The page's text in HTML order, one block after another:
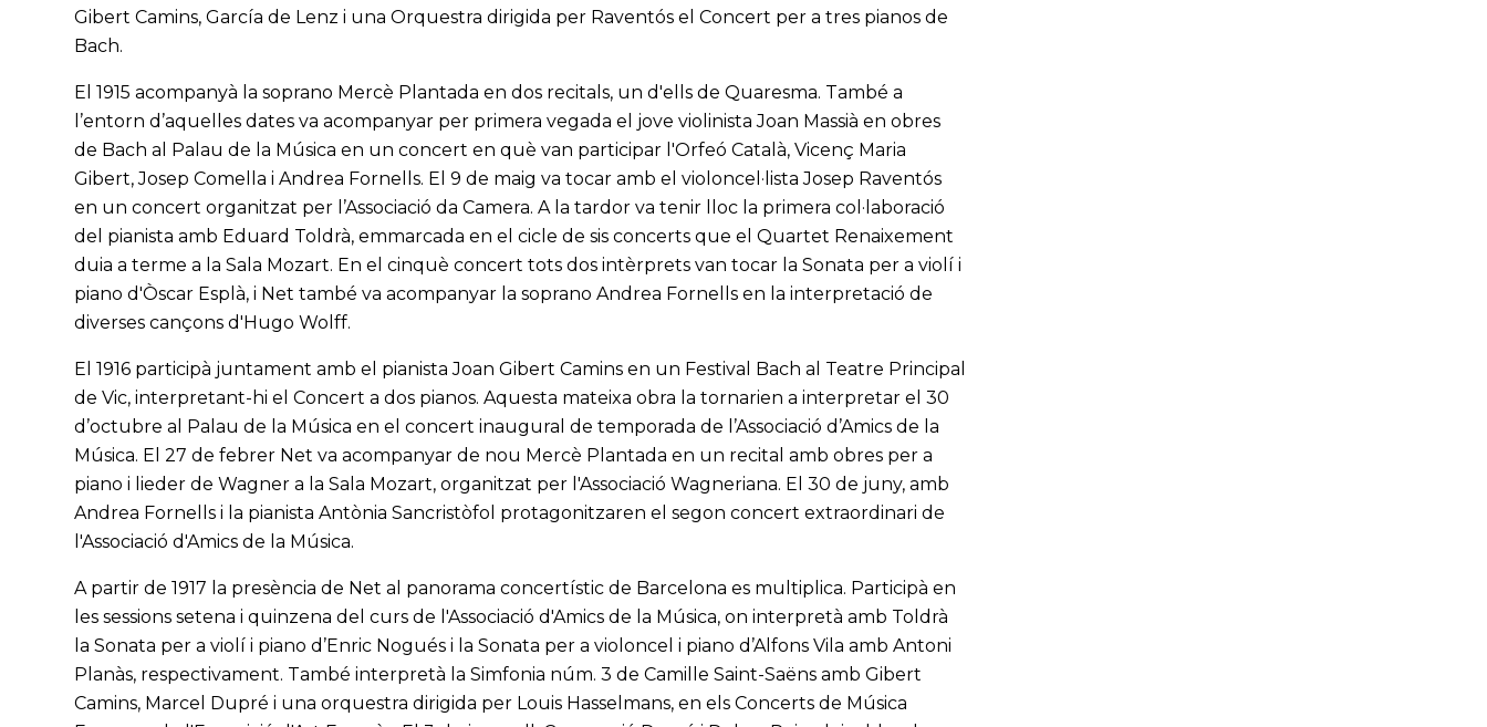
Gibert Camins, García de Lenz i una Orquestra dirigida per Raventós el Concert per a tres pianos de
Bach.
El 1915 acompanyà la soprano Mercè Plantada en dos recitals, un d'ells de Quaresma. També a
l’entorn d’aquelles dates va acompanyar per primera vegada el jove violinista Joan Massià en obres
de Bach al Palau de la Música en un concert en què van participar l'Orfeó Català, Vicenç Maria
Gibert, Josep Comella i Andrea Fornells. El 9 de maig va tocar amb el violoncel·lista Josep Raventós
en un concert organitzat per l’Associació da Camera. A la tardor va tenir lloc la primera col·laboració
del pianista amb Eduard Toldrà, emmarcada en el cicle de sis concerts que el Quartet Renaixement
duia a terme a la Sala Mozart. En el cinquè concert tots dos intèrprets van tocar la Sonata per a violí i
piano d'Òscar Esplà, i Net també va acompanyar la soprano Andrea Fornells en la interpretació de
diverses cançons d'Hugo Wolff.
El 1916 participà juntament amb el pianista Joan Gibert Camins en un Festival Bach al Teatre Principal
de Vic, interpretant-hi el Concert a dos pianos. Aquesta mateixa obra la tornarien a interpretar el 30
d’octubre al Palau de la Música en el concert inaugural de temporada de l’Associació d’Amics de la
Música. El 27 de febrer Net va acompanyar de nou Mercè Plantada en un recital amb obres per a
piano i lieder de Wagner a la Sala Mozart, organitzat per l'Associació Wagneriana. El 30 de juny, amb
Andrea Fornells i la pianista Antònia Sancristòfol protagonitzaren el segon concert extraordinari de
l'Associació d'Amics de la Música.
A partir de 1917 la presència de Net al panorama concertístic de Barcelona es multiplica. Participà en
les sessions setena i quinzena del curs de l'Associació d'Amics de la Música, on interpretà amb Toldrà
la Sonata per a violí i piano d’Enric Nogués i la Sonata per a violoncel i piano d’Alfons Vila amb Antoni
Planàs, respectivament. També interpretà la Simfonia núm. 3 de Camille Saint-Saëns amb Gibert
Camins, Marcel Dupré i una orquestra dirigida per Louis Hasselmans, en els Concerts de Música